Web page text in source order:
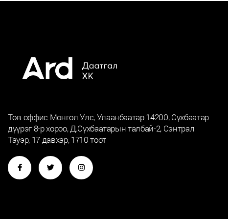
Төв оффис Монгол Улс, Улаанбаатар 14200, Сүхбаатар
дүүрэг 8-р хороо, Д.Сүхбаатарын талбай-2, Сэнтрал
Тауэр, 17 давхар, 1710 тоот